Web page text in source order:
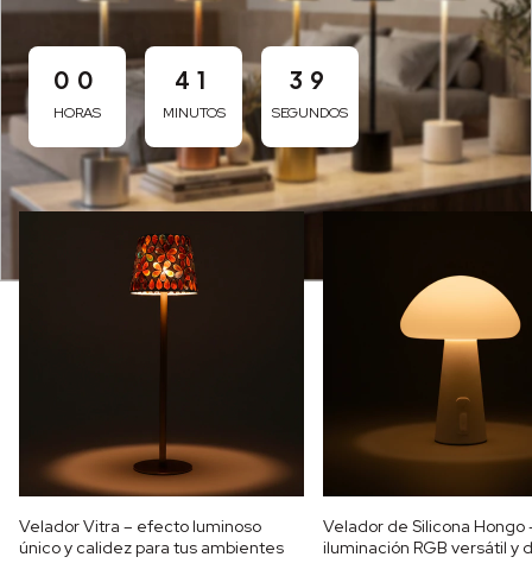
00
HORAS
41
MINUTOS
38
SEGUNDOS
Velador Vitra – efecto luminoso
único y calidez para tus ambientes
Velador de Silicona Hongo
iluminación RGB versátil y